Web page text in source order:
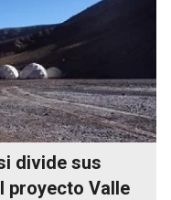
divide sus
proyecto Valle